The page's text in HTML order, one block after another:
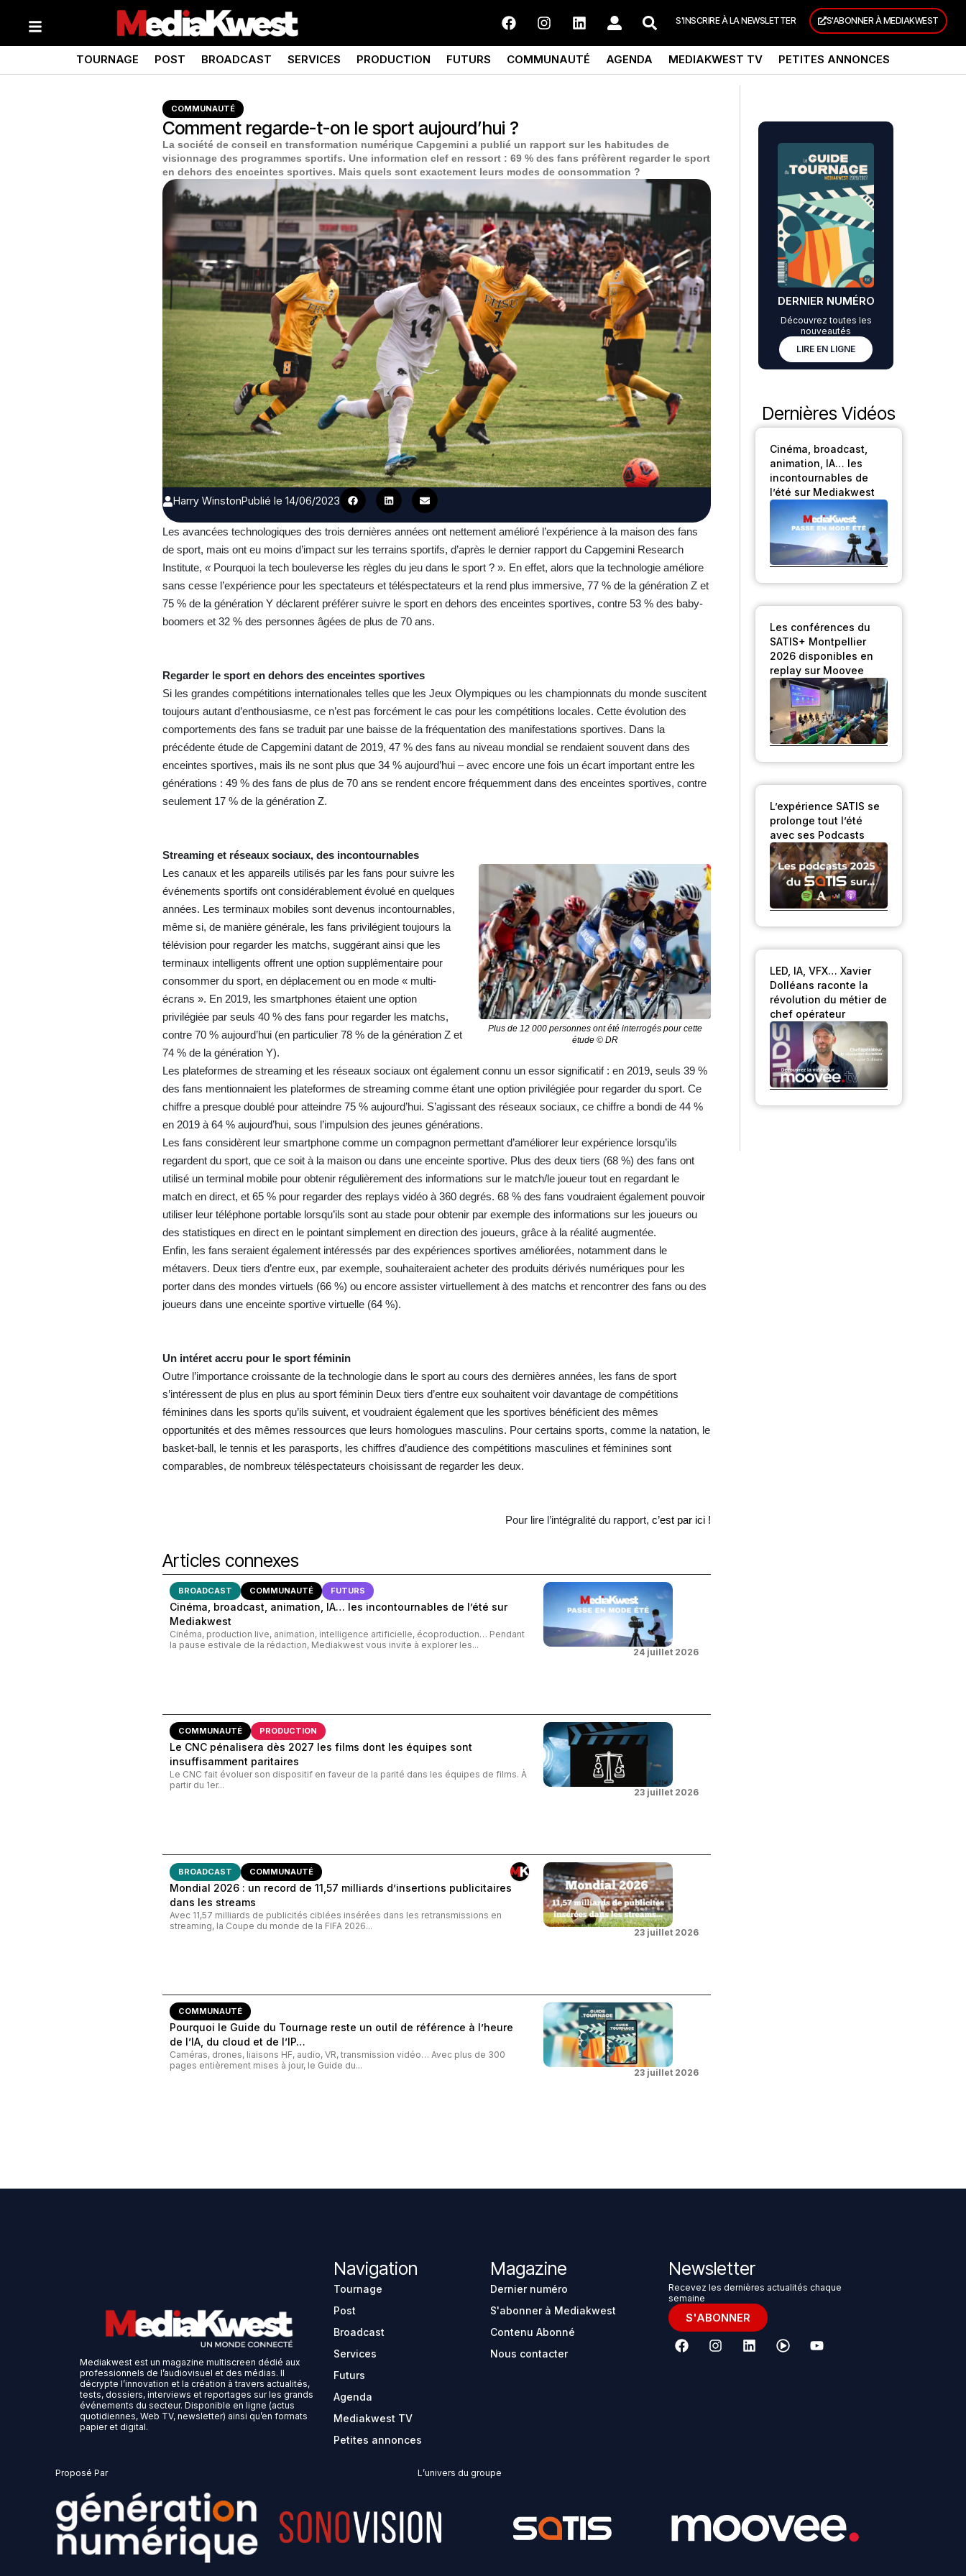
S'INSCRIRE À LA NEWSLETTER S'ABONNER À MEDIAKWEST
TOURNAGE POST BROADCAST SERVICES PRODUCTION FUTURS COMMUNAUTÉ AGENDA MEDIAKWEST TV PETITES ANNONCES
COMMUNAUTÉ
Comment regarde-t-on le sport aujourd’hui ?
La société de conseil en transformation numérique Capgemini a publié un rapport sur les habitudes de
visionnage des programmes sportifs. Une information clef en ressort : 69 % des fans préfèrent regarder le sport
en dehors des enceintes sportives. Mais quels sont exactement leurs modes de consommation ?
Harry WinstonPublié le 14/06/2023
Les avancées technologiques des trois dernières années ont nettement amélioré l’expérience à la maison des fans
de sport, mais ont eu moins d’impact sur les terrains sportifs, d’après le dernier rapport du Capgemini Research
Institute,« Pourquoi la tech bouleverse les règles du jeu dans le sport ? ». En effet, alors que la technologie améliore
sans cesse l’expérience pour les spectateurs et téléspectateurs et la rend plus immersive, 77 % de la génération Z et
75 % de la génération Y déclarent préférer suivre le sport en dehors des enceintes sportives, contre 53 % des baby-
boomers et 32 % des personnes âgées de plus de 70 ans.
Regarder le sport en dehors des enceintes sportives
Si les grandes compétitions internationales telles que les Jeux Olympiques ou les championnats du monde suscitent
toujours autant d’enthousiasme, ce n’est pas forcément le cas pour les compétitions locales. Cette évolution des
comportements des fans se traduit par une baisse de la fréquentation des manifestations sportives. Dans la
précédente étude de Capgemini datant de 2019, 47 % des fans au niveau mondial se rendaient souvent dans des
enceintes sportives, mais ils ne sont plus que 34 % aujourd’hui – avec encore une fois un écart important entre les
générations : 49 % des fans de plus de 70 ans se rendent encore fréquemment dans des enceintes sportives, contre
seulement 17 % de la génération Z.
Streaming et réseaux sociaux, des incontournables
Plus de 12 000 personnes ont été interrogés pour cette
étude © DR
Les canaux et les appareils utilisés par les fans pour suivre les
événements sportifs ont considérablement évolué en quelques
années. Les terminaux mobiles sont devenus incontournables,
même si, de manière générale, les fans privilégient toujours la
télévision pour regarder les matchs, suggérant ainsi que les
terminaux intelligents offrent une option supplémentaire pour
consommer du sport, en déplacement ou en mode « multi-
écrans ». En 2019, les smartphones étaient une option
privilégiée par seuls 40 % des fans pour regarder les matchs,
contre 70 % aujourd’hui (en particulier 78 % de la génération Z et
74 % de la génération Y).
Les plateformes de streaming et les réseaux sociaux ont également connu un essor significatif : en 2019, seuls 39 %
des fans mentionnaient les plateformes de streaming comme étant une option privilégiée pour regarder du sport. Ce
chiffre a presque doublé pour atteindre 75 % aujourd’hui. S’agissant des réseaux sociaux, ce chiffre a bondi de 44 %
en 2019 à 64 % aujourd’hui, sous l’impulsion des jeunes générations.
Les fans considèrent leur smartphone comme un compagnon permettant d’améliorer leur expérience lorsqu’ils
regardent du sport, que ce soit à la maison ou dans une enceinte sportive. Plus des deux tiers (68 %) des fans ont
utilisé un terminal mobile pour obtenir régulièrement des informations sur le match/le joueur tout en regardant le
match en direct, et 65 % pour regarder des replays vidéo à 360 degrés. 68 % des fans voudraient également pouvoir
utiliser leur téléphone portable lorsqu’ils sont au stade pour obtenir par exemple des informations sur les joueurs ou
des statistiques en direct en le pointant simplement en direction des joueurs, grâce à la réalité augmentée.
Enfin, les fans seraient également intéressés par des expériences sportives améliorées, notamment dans le
métavers. Deux tiers d’entre eux, par exemple, souhaiteraient acheter des produits dérivés numériques pour les
porter dans des mondes virtuels (66 %) ou encore assister virtuellement à des matchs et rencontrer des fans ou des
joueurs dans une enceinte sportive virtuelle (64 %).
Un intéret accru pour le sport féminin
Outre l’importance croissante de la technologie dans le sport au cours des dernières années, les fans de sport
s’intéressent de plus en plus au sport féminin Deux tiers d’entre eux souhaitent voir davantage de compétitions
féminines dans les sports qu’ils suivent, et voudraient également que les sportives bénéficient des mêmes
opportunités et des mêmes ressources que leurs homologues masculins. Pour certains sports, comme la natation, le
basket-ball, le tennis et les parasports, les chiffres d’audience des compétitions masculines et féminines sont
comparables, de nombreux téléspectateurs choisissant de regarder les deux.
Pour lire l’intégralité du rapport,c’est par ici !
Articles connexes
BROADCAST COMMUNAUTÉ FUTURS
Cinéma, broadcast, animation, IA… les incontournables de l’été sur
Mediakwest
Cinéma, production live, animation, intelligence artificielle, écoproduction… Pendant
la pause estivale de la rédaction, Mediakwest vous invite à explorer les...
24 juillet 2026
COMMUNAUTÉ PRODUCTION
Le CNC pénalisera dès 2027 les films dont les équipes sont
insuffisamment paritaires
Le CNC fait évoluer son dispositif en faveur de la parité dans les équipes de films. À
partir du 1er...
23 juillet 2026
BROADCAST COMMUNAUTÉ
Mondial 2026 : un record de 11,57 milliards d’insertions publicitaires
dans les streams
Avec 11,57 milliards de publicités ciblées insérées dans les retransmissions en
streaming, la Coupe du monde de la FIFA 2026...
23 juillet 2026
COMMUNAUTÉ
Pourquoi le Guide du Tournage reste un outil de référence à l’heure
de l’IA, du cloud et de l’IP…
Caméras, drones, liaisons HF, audio, VR, transmission vidéo… Avec plus de 300
pages entièrement mises à jour, le Guide du...
23 juillet 2026
DERNIER NUMÉRO
Découvrez toutes les
nouveautés
LIRE EN LIGNE
Dernières Vidéos
Cinéma, broadcast,
animation, IA… les
incontournables de
l’été sur Mediakwest
Les conférences du
SATIS+ Montpellier
2026 disponibles en
replay sur Moovee
L’expérience SATIS se
prolonge tout l’été
avec ses Podcasts
LED, IA, VFX… Xavier
Dolléans raconte la
révolution du métier de
chef opérateur
Mediakwest est un magazine multiscreen dédié aux
professionnels de l’audiovisuel et des médias. Il
décrypte l’innovation et la création à travers actualités,
tests, dossiers, interviews et reportages sur les grands
événements du secteur. Disponible en ligne (actus
quotidiennes, Web TV, newsletter) ainsi qu’en formats
papier et digital.
Navigation
Tournage
Post
Broadcast
Services
Futurs
Agenda
Mediakwest TV
Petites annonces
Magazine
Dernier numéro
S'abonner à Mediakwest
Contenu Abonné
Nous contacter
Newsletter
Recevez les dernières actualités chaque
semaine
S'ABONNER
Proposé Par L’univers du groupe